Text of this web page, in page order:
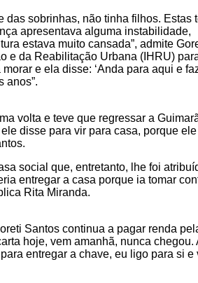
sobrinhas, não tinha filhos. Estas
apresentava alguma instabilidade,
estava muito cansada”, admite
e da Reabilitação Urbana (IHRU)
e ela disse: ‘Anda para aqui e
anos”.
volta e teve que regressar a
disse para vir para casa, porque
social que, entretanto, lhe foi
entregar a casa porque ia tomar
Rita Miranda.
Santos continua a pagar renda
hoje, vem amanhã, nunca chegou.
entregar a chave, eu ligo para si e